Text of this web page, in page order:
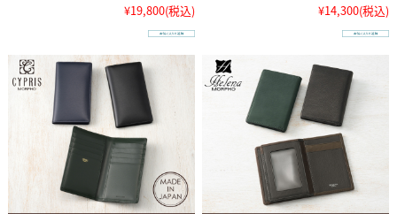
¥19,800(税込) ¥14,300(税込)